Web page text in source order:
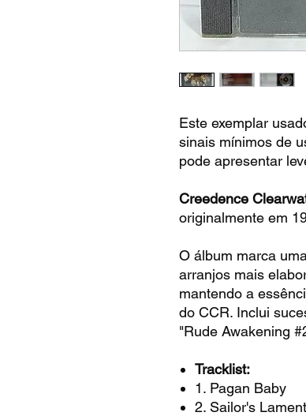
Este exemplar
sinais mínimos de
pode apresentar
Creedence
originalmente em
O álbum marca
arranjos mais
mantendo a
do CCR. Inclui
"Rude Awakening
Tracklist:
1. Pagan Baby
2. Sailor's Lament